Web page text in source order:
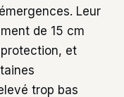
Leur
de 15 cm
et
trop bas